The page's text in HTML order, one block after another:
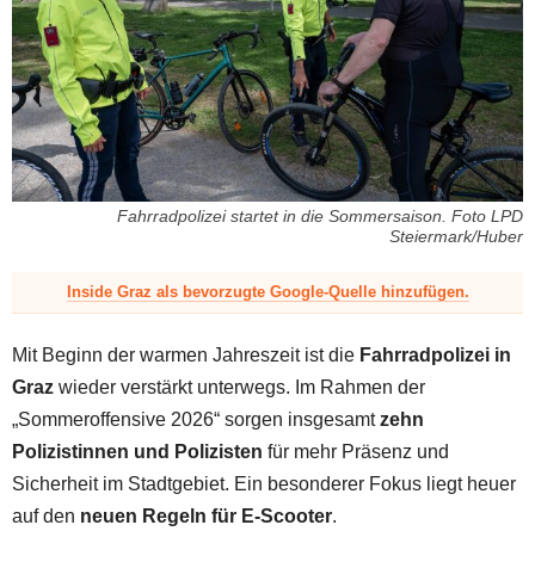
Fahrradpolizei startet in die Sommersaison. Foto LPD
Steiermark/Huber
Inside Graz als bevorzugte Google-Quelle hinzufügen.
Mit Beginn der warmen Jahreszeit ist die Fahrradpolizei in
Graz wieder verstärkt unterwegs. Im Rahmen der
„Sommeroffensive 2026“ sorgen insgesamtzehn
Polizistinnen und Polizisten für mehr Präsenz und
Sicherheit im Stadtgebiet. Ein besonderer Fokus liegt heuer
auf den neuen Regeln für E-Scooter.